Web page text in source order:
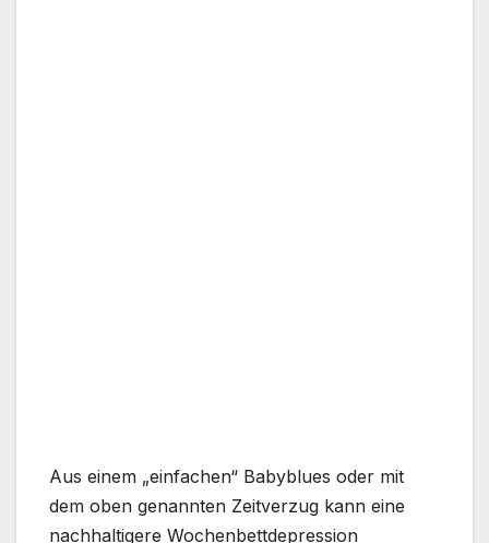
Aus einem „einfachen“ Babyblues oder mit
dem oben genannten Zeitverzug kann eine
nachhaltigere Wochenbettdepression